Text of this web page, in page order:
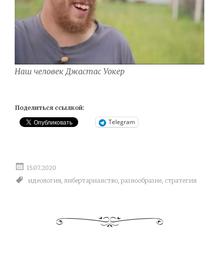
Наш человек Джастас Уокер
Поделиться ссылкой:
Telegram
15.07.2020
идеология либертарианство разнообразие стратегия